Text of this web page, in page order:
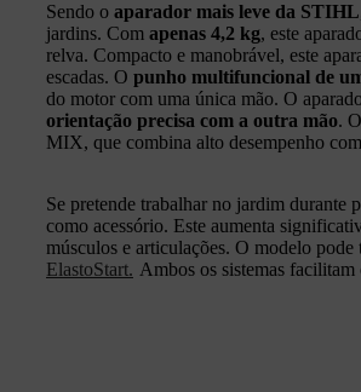
Sendo o aparador mais leve da STIHL
jardins. Com apenas 4,2 kg, este
relva. Compacto e manobrável, este
escadas. O punho multifuncional de
do motor com uma única mão. O
orientação precisa com a outra mão.
MIX, que combina alto desempenho
Se pretende trabalhar no jardim durante
como acessório. Este aumenta
músculos e articulações. O modelo
ElastoStart. Ambos os sistemas facilitam